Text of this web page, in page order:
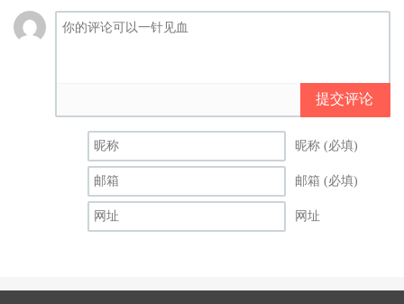
提交评论
昵称 (必填)
邮箱 (必填)
网址